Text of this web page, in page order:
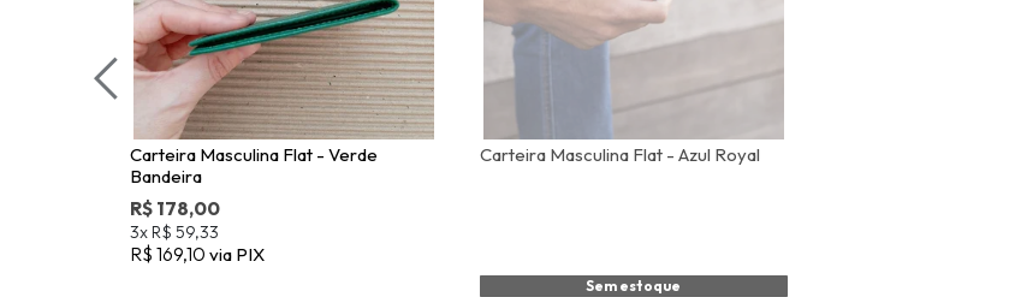
Carteira Masculina Flat - Verde
Bandeira
R$ 178,00
3x R$ 59,33
R$ 169,10 via PIX
Carteira Masculina Flat - Azul Royal
Sem estoque